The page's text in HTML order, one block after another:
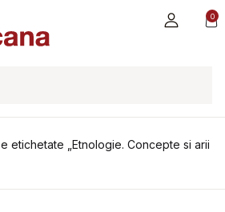
0
etichetate „Etnologie. Concepte si arii